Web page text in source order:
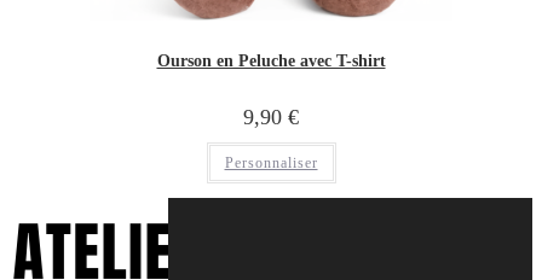
Ourson en Peluche avec T-shirt
9,90 €
Personnaliser